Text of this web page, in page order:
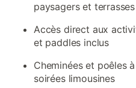
paysagers et
Accès direct aux
et paddles inclus
Cheminées et poêles
soirées limousines